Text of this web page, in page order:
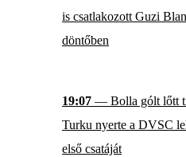
is csatlakozott Guzi
döntőben
19:07 — Bolla gólt lőtt
Turku nyerte a DVSC
első csatáját